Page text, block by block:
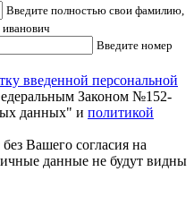
Введите полностью свои фамилию,
Введите номер
введенной персональной
Законом №152-
данных" и политикой
Вашего согласия на
данные не будут видны